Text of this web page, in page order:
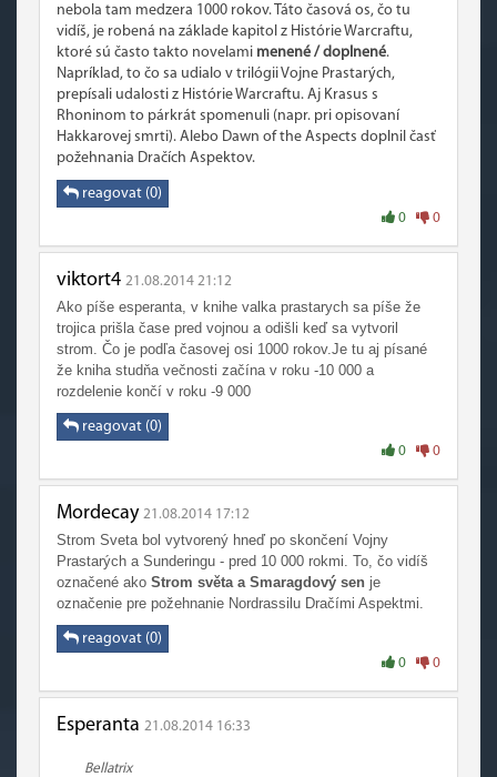
nebola tam medzera 1000 rokov. Táto časová os, čo tu
vidíš, je robená na základe kapitol z Histórie Warcraftu,
ktoré sú často takto novelami menené / doplnené.
Napríklad, to čo sa udialo v trilógii Vojne Prastarých,
prepísali udalosti z Histórie Warcraftu. Aj Krasus s
Rhoninom to párkrát spomenuli (napr. pri opisovaní
Hakkarovej smrti). Alebo Dawn of the Aspects doplnil časť
požehnania Dračích Aspektov.
reagovat (0)
0 0
viktort4 21.08.2014 21:12
Ako píše esperanta, v knihe valka prastarych sa píše že
trojica prišla čase pred vojnou a odišli keď sa vytvoril
strom. Čo je podľa časovej osi 1000 rokov.Je tu aj písané
že kniha studňa večnosti začína v roku -10 000 a
rozdelenie končí v roku -9 000
reagovat (0)
0 0
Mordecay 21.08.2014 17:12
Strom Sveta bol vytvorený hneď po skončení Vojny
Prastarých a Sunderingu - pred 10 000 rokmi. To, čo vidíš
označené ako Strom světa a Smaragdový sen je
označenie pre požehnanie Nordrassilu Dračími Aspektmi.
reagovat (0)
0 0
Esperanta 21.08.2014 16:33
Bellatrix